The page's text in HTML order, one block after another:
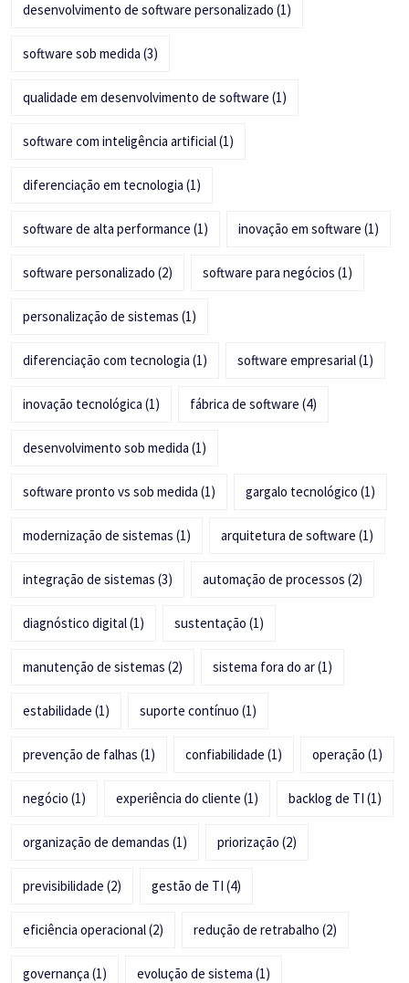
desenvolvimento de software personalizado (1)
software sob medida (3)
qualidade em desenvolvimento de software (1)
software com inteligência artificial(1)
diferenciação em tecnologia (1)
software de alta performance (1) inovação em software (1)
software personalizado (2) software para negócios (1)
personalização de sistemas (1)
diferenciação com tecnologia (1) software empresarial(1)
inovação tecnológica (1) fábrica de software (4)
desenvolvimento sob medida (1)
software pronto vs sob medida (1) gargalo tecnológico (1)
modernização de sistemas (1) arquitetura de software (1)
integração de sistemas (3) automação de processos (2)
diagnóstico digital(1) sustentação (1)
manutenção de sistemas (2) sistema fora do ar(1)
estabilidade (1) suporte contínuo (1)
prevenção de falhas (1) confiabilidade (1) operação (1)
negócio (1) experiência do cliente (1) backlog de TI (1)
organização de demandas (1) priorização (2)
previsibilidade (2) gestão de TI (4)
eficiência operacional(2) redução de retrabalho (2)
governança (1) evolução de sistema (1)